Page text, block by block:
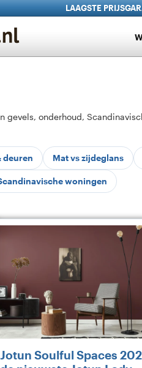
LAAGSTE
gevels, onderhoud,
deuren Mat vs zijdeglans
woningen
Jotun Soulful Spaces